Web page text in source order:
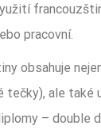
pracovní.
obsahuje
tečky), ale
– double